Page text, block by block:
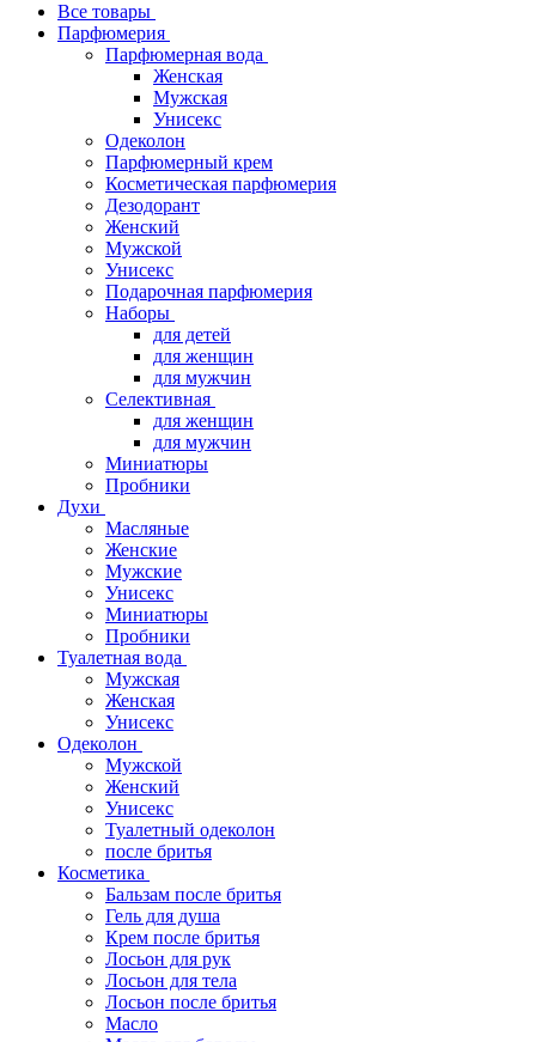
Все товары
Парфюмерия
Парфюмерная вода
Женская
Мужская
Унисекс
Одеколон
Парфюмерный крем
Косметическая парфюмерия
Дезодорант
Женский
Мужской
Унисекс
Подарочная парфюмерия
Наборы
для детей
для женщин
для мужчин
Селективная
для женщин
для мужчин
Миниатюры
Пробники
Духи
Масляные
Женские
Мужские
Унисекс
Миниатюры
Пробники
Туалетная вода
Мужская
Женская
Унисекс
Одеколон
Мужской
Женский
Унисекс
Туалетный одеколон
после бритья
Косметика
Бальзам после бритья
Гель для душа
Крем после бритья
Лосьон для рук
Лосьон для тела
Лосьон после бритья
Масло